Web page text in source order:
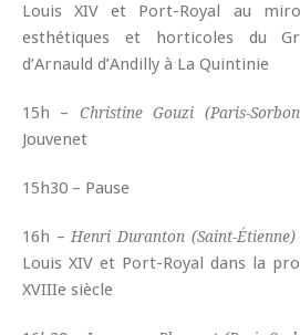
Louis XIV et Port-Royal au
esthétiques et horticoles du
d’Arnauld d’Andilly à La Quintinie
15h – Christine Gouzi (Paris-
Jouvenet
15h30 – Pause
16h –Henri Duranton (Saint-Étienne)
Louis XIV et Port-Royal dans la
XVIIIe siècle